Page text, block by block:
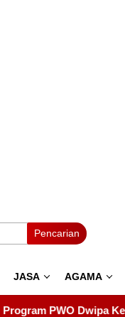
Pencarian
JASA AGAMA
Wujud